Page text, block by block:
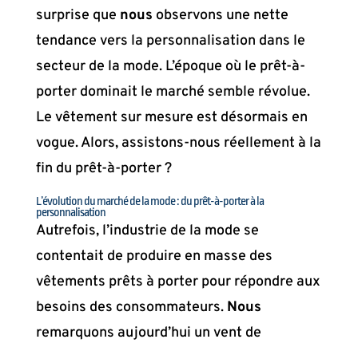
surprise que nous observons une nette
tendance vers la personnalisation dans le
secteur de la mode. L’époque où le prêt-à-
porter dominait le marché semble révolue.
Le vêtement sur mesure est désormais en
vogue. Alors, assistons-nous réellement à la
fin du prêt-à-porter ?
L’évolution du marché de la mode : du prêt-à-porter à la
personnalisation
Autrefois, l’industrie de la mode se
contentait de produire en masse des
vêtements prêts à porter pour répondre aux
besoins des consommateurs. Nous
remarquons aujourd’hui un vent de